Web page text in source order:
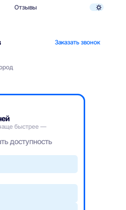
Отзывы
Заказать звонок
быстрее —
доступность